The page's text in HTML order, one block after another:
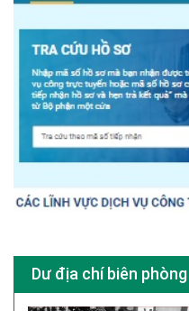
Dư địa chí biên phòng